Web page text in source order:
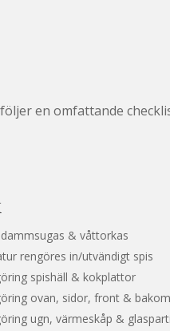
en omfattande
& våttorkas
rengöres in/utvändigt spis
spishäll & kokplattor
ovan, sidor, front & bakom
ugn, värmeskåp &